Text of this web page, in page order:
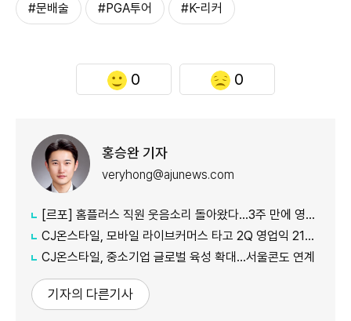
#문배술 #PGA투어 #K-리커
0 0
홍승완 기자
veryhong@ajunews.com
[르포] 홈플러스 직원 웃음소리 돌아왔다…3주 만에 영업 재개 채비
CJ온스타일, 모바일 라이브커머스 타고 2Q 영업익 21%↑
CJ온스타일, 중소기업 글로벌 육성 확대…서울콘도 연계
기자의 다른기사